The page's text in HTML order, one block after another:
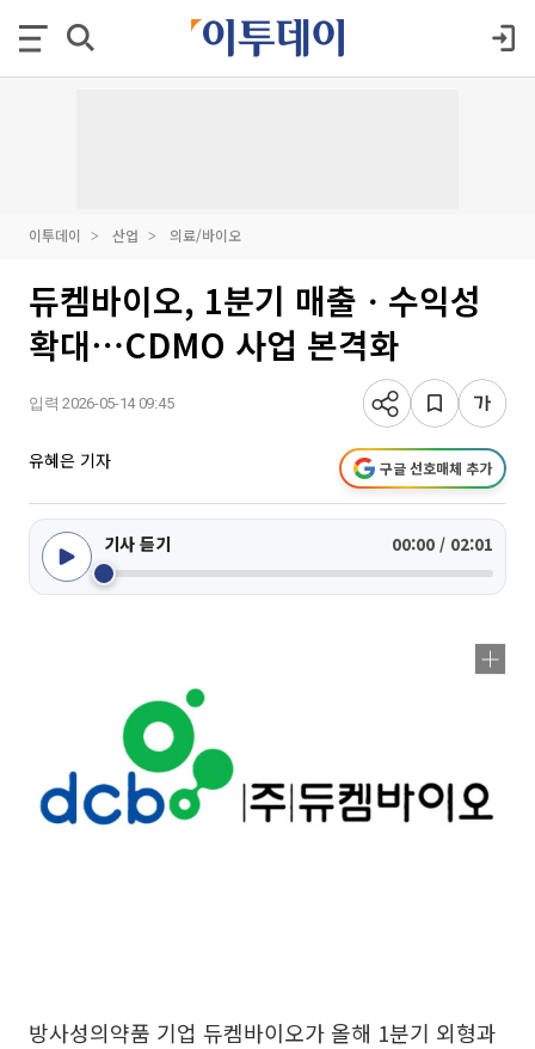
이투데이 산업 의료/바이오
듀켐바이오, 1분기 매출ㆍ수익성
확대⋯CDMO 사업 본격화
입력 2026-05-14 09:45
유혜은 기자 구글 선호매체 추가
기사 듣기 00:00 / 02:01
방사성의약품 기업 듀켐바이오가 올해 1분기 외형과